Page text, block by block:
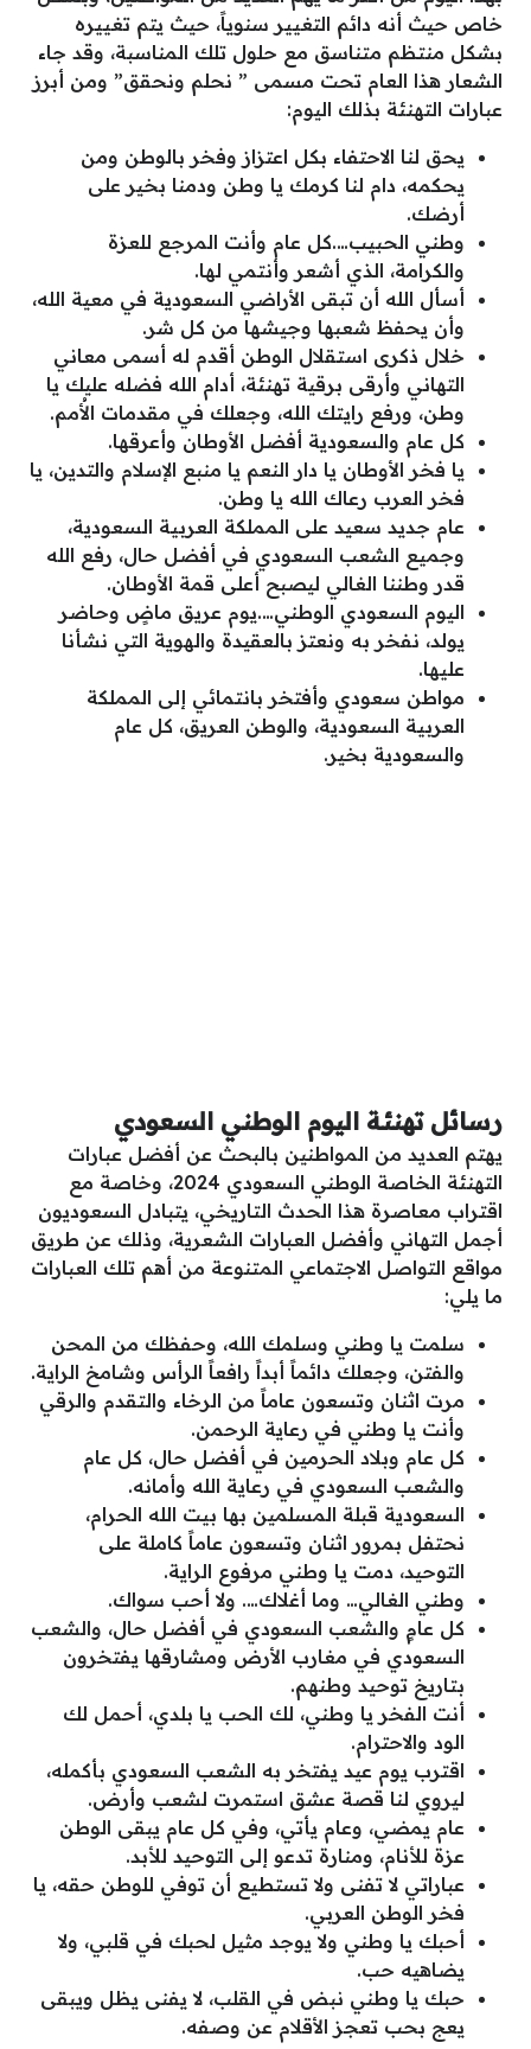
خاص حيث أنه دائم التغيير سنوياً، حيث يتم تغييره
بشكل منتظم متناسق مع حلول تلك المناسبة، وقد جاء
الشعار هذا العام تحت مسمى ” نحلم ونحقق” ومن أبرز
عبارات التهنئة بذلك اليوم:
يحق لنا الاحتفاء بكل اعتزاز وفخر بالوطن ومن
يحكمه، دام لنا كرمك يا وطن ودمنا بخير على
أرضك.
وطني الحبيب….كل عام وأنت المرجع للعزة
والكرامة، الذي أشعر وأنتمي لها.
أسأل الله أن تبقى الأراضي السعودية في معية الله،
وأن يحفظ شعبها وجيشها من كل شر.
خلال ذكرى استقلال الوطن أقدم له أسمى معاني
التهاني وأرقى برقية تهنئة، أدام الله فضله عليك يا
وطن، ورفع رايتك الله، وجعلك في مقدمات الأُمم.
كل عام والسعودية أفضل الأوطان وأعرقها.
يا فخر الأوطان يا دار النعم يا منبع الإسلام والتدين، يا
فخر العرب رعاك الله يا وطن.
عام جديد سعيد على المملكة العربية السعودية،
وجميع الشعب السعودي في أفضل حال، رفع الله
قدر وطننا الغالي ليصبح أعلى قمة الأوطان.
اليوم السعودي الوطني….يوم عريق ماضٍ وحاضر
يولد، نفخر به ونعتز بالعقيدة والهوية التي نشأنا
عليها.
مواطن سعودي وأفتخر بانتمائي إلى المملكة
العربية السعودية، والوطن العريق، كل عام
والسعودية بخير.
رسائل تهنئة اليوم الوطني السعودي
يهتم العديد من المواطنين بالبحث عن أفضل عبارات
التهنئة الخاصة الوطني السعودي 2024، وخاصة مع
اقتراب معاصرة هذا الحدث التاريخي، يتبادل السعوديون
أجمل التهاني وأفضل العبارات الشعرية، وذلك عن طريق
مواقع التواصل الاجتماعي المتنوعة من أهم تلك العبارات
ما يلي:
سلمت يا وطني وسلمك الله، وحفظك من المحن
والفتن، وجعلك دائماً أبداً رافعاً الرأس وشامخ الراية.
مرت اثنان وتسعون عاماً من الرخاء والتقدم والرقي
وأنت يا وطني في رعاية الرحمن.
كل عام وبلاد الحرمين في أفضل حال، كل عام
والشعب السعودي في رعاية الله وأمانه.
السعودية قبلة المسلمين بها بيت الله الحرام،
نحتفل بمرور اثنان وتسعون عاماً كاملة على
التوحيد، دمت يا وطني مرفوع الراية.
وطني الغالي… وما أغلاك…. ولا أحب سواك.
كل عامٍ والشعب السعودي في أفضل حال، والشعب
السعودي في مغارب الأرض ومشارقها يفتخرون
بتاريخ توحيد وطنهم.
أنت الفخر يا وطني، لك الحب يا بلدي، أحمل لك
الود والاحترام.
اقترب يوم عيد يفتخر به الشعب السعودي بأكمله،
ليروي لنا قصة عشق استمرت لشعب وأرض.
عام يمضي، وعام يأتي، وفي كل عام يبقى الوطن
عزة للأنام، ومنارة تدعو إلى التوحيد للأبد.
عباراتي لا تفنى ولا تستطيع أن توفي للوطن حقه، يا
فخر الوطن العربي.
أحبك يا وطني ولا يوجد مثيل لحبك في قلبي، ولا
يضاهيه حب.
حبك يا وطني نبض في القلب، لا يفنى يظل ويبقى
يعج بحب تعجز الأقلام عن وصفه.